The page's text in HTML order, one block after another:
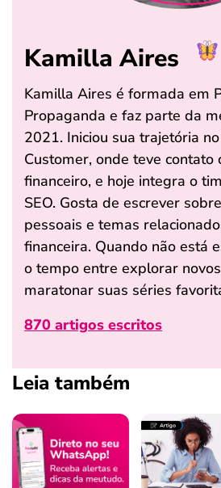
Kamilla Aires
Kamilla Aires é formada em
Propaganda e faz parte da
2021. Iniciou sua trajetória
Customer, onde teve contato
financeiro, e hoje integra o
SEO. Gosta de escrever
pessoais e temas
financeira. Quando não está
o tempo entre explorar
maratonar suas séries
870 artigos escritos
Leia também